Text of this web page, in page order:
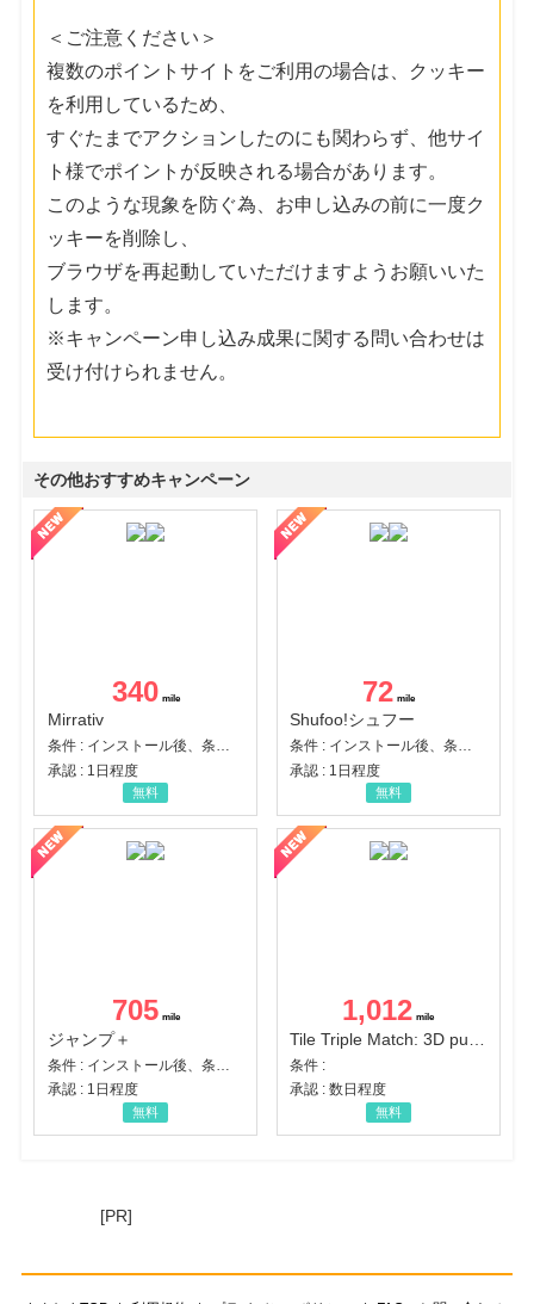
＜ご注意ください＞
複数のポイントサイトをご利用の場合は、クッキー
を利用しているため、
すぐたまでアクションしたのにも関わらず、他サイ
ト様でポイントが反映される場合があります。
このような現象を防ぐ為、お申し込みの前に一度ク
ッキーを削除し、
ブラウザを再起動していただけますようお願いいた
します。
※キャンペーン申し込み成果に関する問い合わせは
受け付けられません。
その他おすすめキャンペーン
340
Mirrativ
条件 : インストール後、条件達成
承認 : 1日程度
無料
72
Shufoo!シュフー
条件 : インストール後、条件達成
承認 : 1日程度
無料
705
ジャンプ＋
承認 : 1日程度
無料
1,012
条件 :
承認 : 数日程度
無料
[PR]